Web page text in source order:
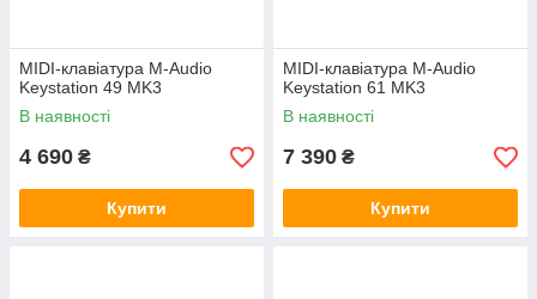
MIDI-клавіатура M-Audio
Keystation 49 MK3
В наявності
4 690 ₴
Купити
MIDI-клавіатура M-Audio
Keystation 61 MK3
В наявності
7 390 ₴
Купити